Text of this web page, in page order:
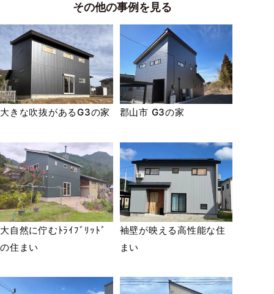
その他の事例を見る
大きな吹抜があるG3の家 郡山市 G3の家
大自然に佇むﾄﾗｲﾌﾞﾘｯﾄﾞ
の住まい
袖壁が映える高性能な住
まい